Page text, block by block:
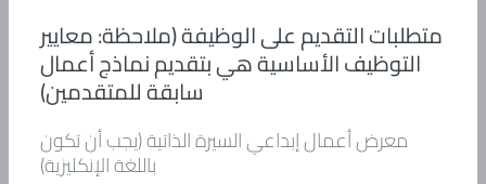
متطلبات التقديم على الوظيفة (ملاحظة: معايير
التوظيف الأساسية هي بتقديم نماذج أعمال
سابقة للمتقدمين)
معرض أعمال إبداعي السيرة الذاتية (يجب أن تكون
باللغة الإنكليزية)